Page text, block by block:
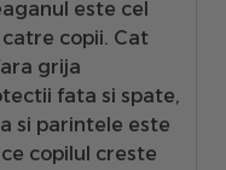
este cel
copii. Cat
grija
fata si spate,
si parintele este
copilul creste